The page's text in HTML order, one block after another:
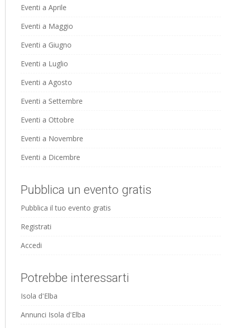
Eventi a Aprile
Eventi a Maggio
Eventi a Giugno
Eventi a Luglio
Eventi a Agosto
Eventi a Settembre
Eventi a Ottobre
Eventi a Novembre
Eventi a Dicembre
Pubblica un evento gratis
Pubblica il tuo evento gratis
Registrati
Accedi
Potrebbe interessarti
Isola d'Elba
Annunci Isola d'Elba